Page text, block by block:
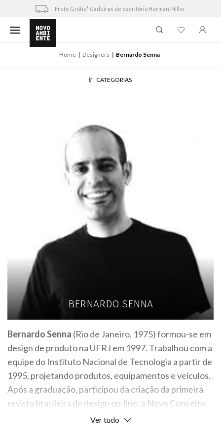
content
Frete Grátis* Cadeiras de escritório Herman Miller
Home Designers Bernardo Senna
CATEGORIAS
BERNARDO SENNA
Bernardo Senna (Rio de Janeiro, 1975) formou-se em
design de produto na UFRJ em 1997. Trabalhou com a
equipe do Instituto Nacional de Tecnologia a partir de
1995, projetando produtos, equipamentos e veículos.
Após a graduação, participou da criação da primeira
revista brasileira de design on-line, a Novo Conceito.
Entre 2004 e 2006, foi Coordenador do
Ver tudo